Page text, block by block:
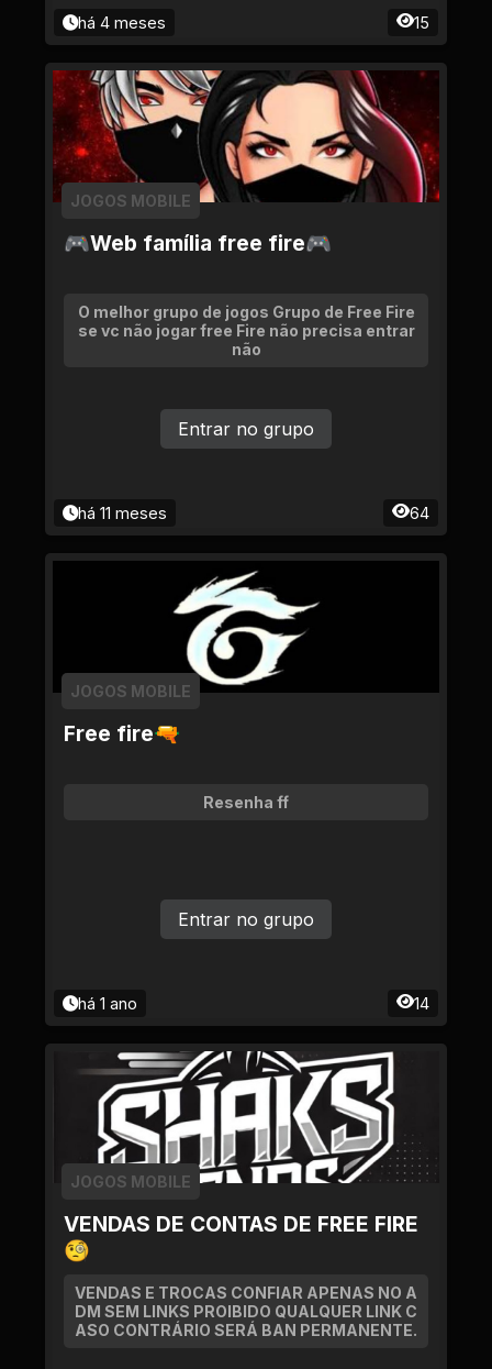
há 4 meses 15
🎮Web família free fire🎮
JOGOS MOBILE
O melhor grupo de jogos Grupo de Free Fire
se vc não jogar free Fire não precisa entrar
não
há 11 meses 64
Entrar no grupo
Free fire🔫
JOGOS MOBILE
Resenha ff
há 1 ano 14
Entrar no grupo
VENDAS DE CONTAS DE FREE FIRE
🧐
JOGOS MOBILE
VENDAS E TROCAS CONFIAR APENAS NO A
DM SEM LINKS PROIBIDO QUALQUER LINK C
ASO CONTRÁRIO SERÁ BAN PERMANENTE.